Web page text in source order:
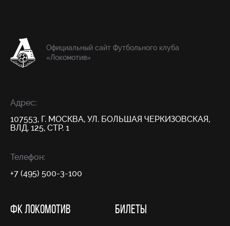
Официальный сайт Футбольного клуба
«Локомотив»
Адрес:
107553, Г. МОСКВА, УЛ. БОЛЬШАЯ ЧЕРКИЗОВСКАЯ,
ВЛД. 125, СТР. 1
Телефон:
+7 (495) 500-3-100
ФК ЛОКОМОТИВ БИЛЕТЫ